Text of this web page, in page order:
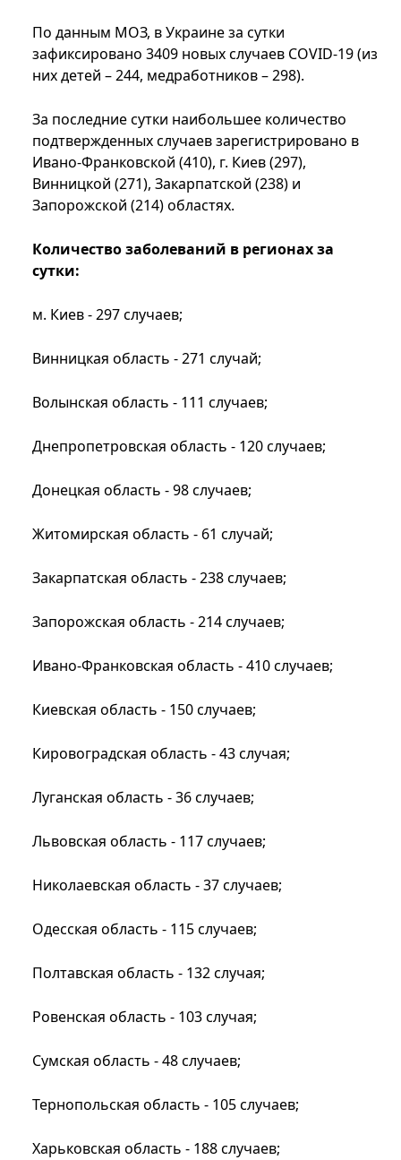
По данным МОЗ, в Украине за сутки
зафиксировано 3409 новых случаев COVID-19 (из
них детей – 244, медработников – 298).
За последние сутки наибольшее количество
подтвержденных случаев зарегистрировано в
Ивано-Франковской (410), г. Киев (297),
Винницкой (271), Закарпатской (238) и
Запорожской (214) областях.
Количество заболеваний в регионах за
сутки:
м. Киев - 297 случаев;
Винницкая область - 271 случай;
Волынская область - 111 случаев;
Днепропетровская область - 120 случаев;
Донецкая область - 98 случаев;
Житомирская область - 61 случай;
Закарпатская область - 238 случаев;
Запорожская область - 214 случаев;
Ивано-Франковская область - 410 случаев;
Киевская область - 150 случаев;
Кировоградская область - 43 случая;
Луганская область - 36 случаев;
Львовская область - 117 случаев;
Николаевская область - 37 случаев;
Одесская область - 115 случаев;
Полтавская область - 132 случая;
Ровенская область - 103 случая;
Сумская область - 48 случаев;
Тернопольская область - 105 случаев;
Харьковская область - 188 случаев;